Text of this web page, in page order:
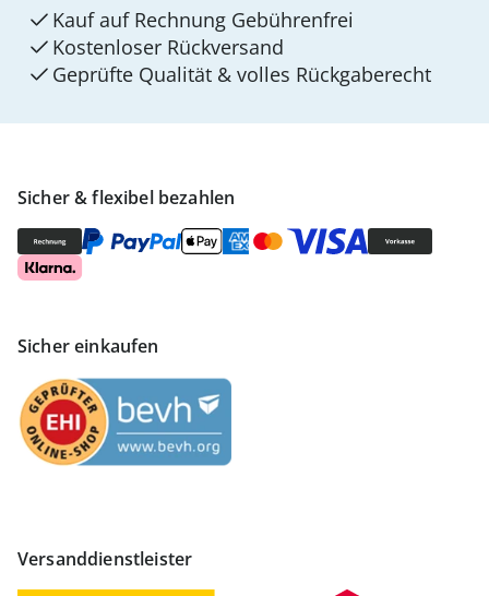
Sicher & flexibel bezahlen
Sicher einkaufen
Versanddienstleister
Kauf auf Rechnung Gebührenfrei
Kostenloser Rückversand
Geprüfte Qualität & volles Rückgaberecht